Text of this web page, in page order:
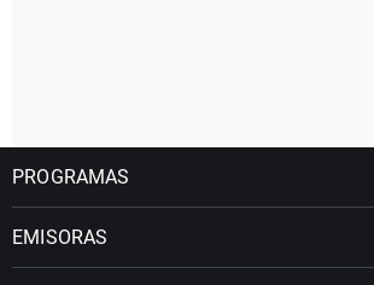
PROGRAMAS
EMISORAS